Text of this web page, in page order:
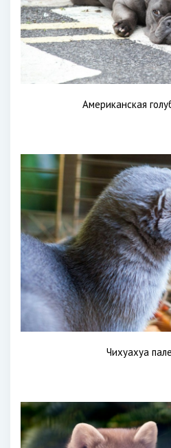
Американская
Чихуахуа